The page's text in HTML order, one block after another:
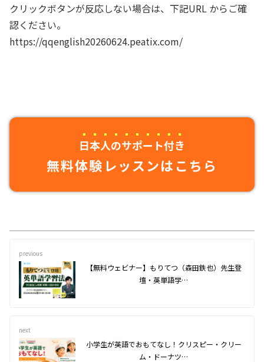
クリックボタンが反応しない場合は、下記URL からご確
認ください。
https://qqenglish20260624.peatix.com/
日本人のサポート付き
無料体験レッスンはこちら
previous
【無料ウェビナー】もりてつ（森田鉄也）先生登
壇・英単語学…
next
小学生が英語でおもてなし！クリスピー・クリー
ム・ドーナツ…